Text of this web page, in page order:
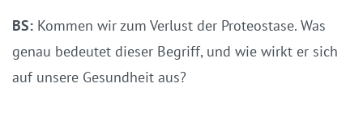
BS: Kommen wir zum Verlust der Proteostase. Was
genau bedeutet dieser Begriff, und wie wirkt er sich
auf unsere Gesundheit aus?